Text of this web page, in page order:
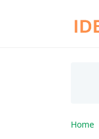
Home